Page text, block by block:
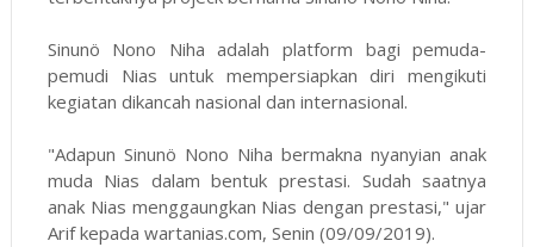
Sinunö Nono Niha adalah platform bagi pemuda-
pemudi Nias untuk mempersiapkan diri mengikuti
kegiatan dikancah nasional dan internasional.
"Adapun Sinunö Nono Niha bermakna nyanyian anak
muda Nias dalam bentuk prestasi. Sudah saatnya
anak Nias menggaungkan Nias dengan prestasi," ujar
Arif kepada wartanias.com, Senin (09/09/2019).